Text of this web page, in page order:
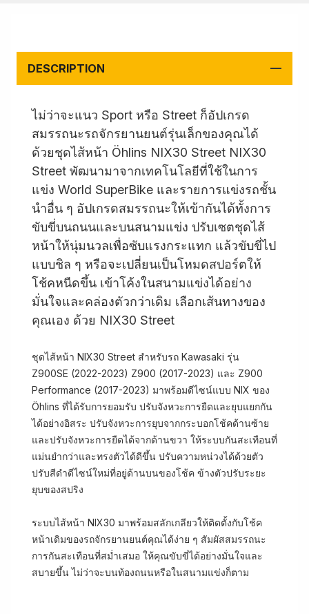
DESCRIPTION
ไม่ว่าจะแนว Sport หรือ Street ก็อัปเกรด
สมรรถนะรถจักรยานยนต์รุ่นเล็กของคุณได้
ด้วยชุดไส้หน้า Öhlins NIX30 Street NIX30
Street พัฒนามาจากเทคโนโลยีที่ใช้ในการ
แข่ง World SuperBike และรายการแข่งรถชั้น
นำอื่น ๆ อัปเกรดสมรรถนะให้เข้ากันได้ทั้งการ
ขับขี่บนถนนและบนสนามแข่ง ปรับเซตชุดไส้
หน้าให้นุ่มนวลเพื่อซับแรงกระแทก แล้วขับขี่ไป
แบบชิล ๆ หรือจะเปลี่ยนเป็นโหมดสปอร์ตให้
โช้คหนืดขึ้น เข้าโค้งในสนามแข่งได้อย่าง
มั่นใจและคล่องตัวกว่าเดิม เลือกเส้นทางของ
คุณเอง ด้วย NIX30 Street
ชุดไส้หน้า NIX30 Street สำหรับรถ Kawasaki รุ่น
Z900SE (2022-2023) Z900 (2017-2023) และ Z900
Performance (2017-2023) มาพร้อมดีไซน์แบบ NIX ของ
Öhlins ที่ได้รับการยอมรับ ปรับจังหวะการยืดและยุบแยกกัน
ได้อย่างอิสระ ปรับจังหวะการยุบจากกระบอกโช้คด้านซ้าย
และปรับจังหวะการยืดได้จากด้านขวา ให้ระบบกันสะเทือนที่
แม่นยำกว่าและทรงตัวได้ดีขึ้น ปรับความหน่วงได้ด้วยตัว
ปรับสีดำดีไซน์ใหม่ที่อยู่ด้านบนของโช้ค ข้างตัวปรับระยะ
ยุบของสปริง
ระบบไส้หน้า NIX30 มาพร้อมสลักเกลียวให้ติดตั้งกับโช้ค
หน้าเดิมของรถจักรยานยนต์คุณได้ง่าย ๆ สัมผัสสมรรถนะ
การกันสะเทือนที่สม่ำเสมอ ให้คุณขับขี่ได้อย่างมั่นใจและ
สบายขึ้น ไม่ว่าจะบนท้องถนนหรือในสนามแข่งก็ตาม